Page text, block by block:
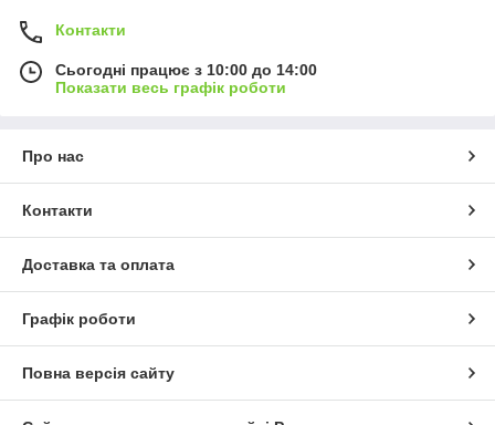
Контакти
Сьогодні працює з 10:00 до 14:00
Показати весь графік роботи
Про нас
Контакти
Доставка та оплата
Графік роботи
Повна версія сайту